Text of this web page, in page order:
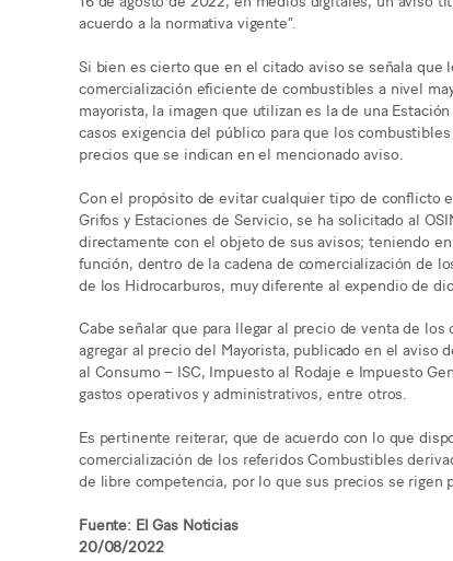
acuerdo a la normativa vigente”.
Si bien es cierto que en el citado aviso se señala
comercialización eficiente de combustibles a nivel
mayorista, la imagen que utilizan es la de una
casos exigencia del público para que los
precios que se indican en el mencionado aviso.
Con el propósito de evitar cualquier tipo de conflicto
Grifos y Estaciones de Servicio, se ha solicitado al
directamente con el objeto de sus avisos; teniendo
función, dentro de la cadena de comercialización de
de los Hidrocarburos, muy diferente al expendio de
Cabe señalar que para llegar al precio de venta de
agregar al precio del Mayorista, publicado en el aviso
al Consumo – ISC, Impuesto al Rodaje e Impuesto
gastos operativos y administrativos, entre otros.
Es pertinente reiterar, que de acuerdo con lo que
comercialización de los referidos Combustibles
de libre competencia, por lo que sus precios se rigen
Fuente: El Gas Noticias
20/08/2022